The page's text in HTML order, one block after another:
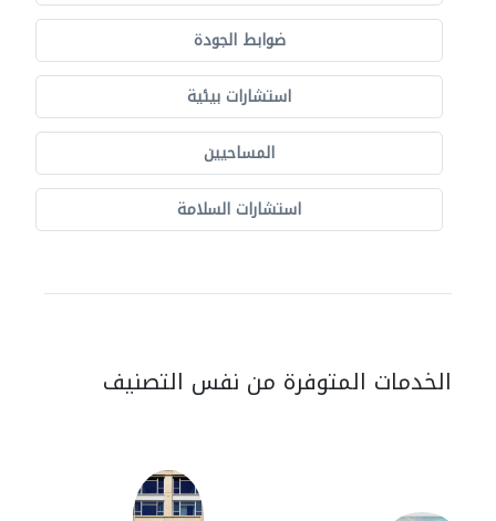
ضوابط الجودة
استشارات بيئية
المساحيين
استشارات السلامة
الخدمات المتوفرة من نفس التصنيف